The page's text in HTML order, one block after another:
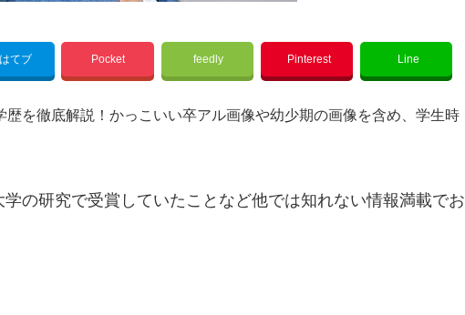
はてブ Pocket feedly Pinterest Line
を徹底解説！かっこいい卒アル画像や幼少期の画像を含め、学生時
の研究で受賞していたことなど他では知れない情報満載でお